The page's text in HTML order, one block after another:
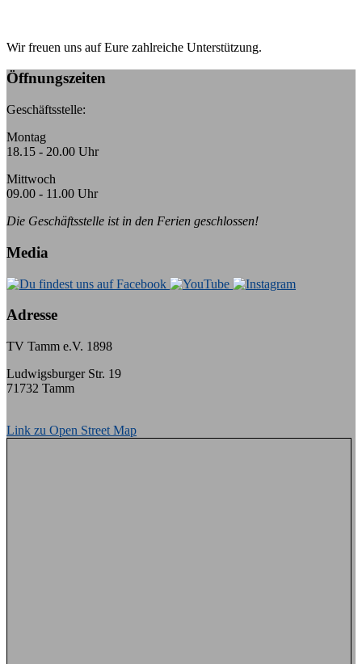
Wir freuen uns auf Eure zahlreiche Unterstützung.
Öffnungszeiten
Geschäftsstelle:
Montag
18.15 - 20.00 Uhr
Mittwoch
09.00 - 11.00 Uhr
Die Geschäftsstelle ist in den Ferien geschlossen!
Media
Adresse
TV Tamm e.V. 1898
Ludwigsburger Str. 19
71732 Tamm
Link zu Open Street Map